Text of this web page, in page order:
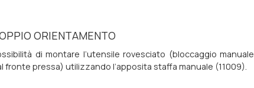
ORIENTAMENTO
di montare l’utensile rovesciato (bloccaggio manuale
fronte pressa) utilizzando l’apposita staffa manuale (11009).